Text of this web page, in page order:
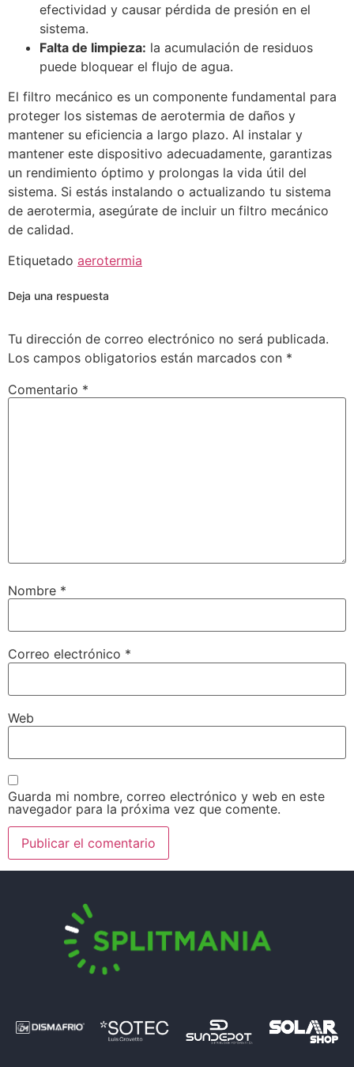
efectividad y causar pérdida de presión en el
sistema.
Falta de limpieza: la acumulación de residuos
puede bloquear el flujo de agua.
El filtro mecánico es un componente fundamental para
proteger los sistemas de aerotermia de daños y
mantener su eficiencia a largo plazo. Al instalar y
mantener este dispositivo adecuadamente, garantizas
un rendimiento óptimo y prolongas la vida útil del
sistema. Si estás instalando o actualizando tu sistema
de aerotermia, asegúrate de incluir un filtro mecánico
de calidad.
Etiquetado aerotermia
Deja una respuesta
Tu dirección de correo electrónico no será publicada.
Los campos obligatorios están marcados con *
Comentario *
Nombre *
Correo electrónico *
Web
Guarda mi nombre, correo electrónico y web en este
navegador para la próxima vez que comente.